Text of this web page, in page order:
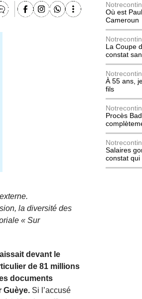
la diversité des
« Sur
devant le
de 81 millions
documents
Guèye. Si l’accusé
Où est
Cameroun
La Coupe
constat
À 55 ans,
fils
Procès
Salaires
constat qui